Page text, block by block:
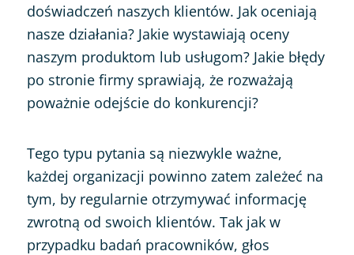
doświadczeń naszych klientów. Jak oceniają
nasze działania? Jakie wystawiają oceny
naszym produktom lub usługom? Jakie błędy
po stronie firmy sprawiają, że rozważają
poważnie odejście do konkurencji?
Tego typu pytania są niezwykle ważne,
każdej organizacji powinno zatem zależeć na
tym, by regularnie otrzymywać informację
zwrotną od swoich klientów. Tak jak w
przypadku badań pracowników, głos